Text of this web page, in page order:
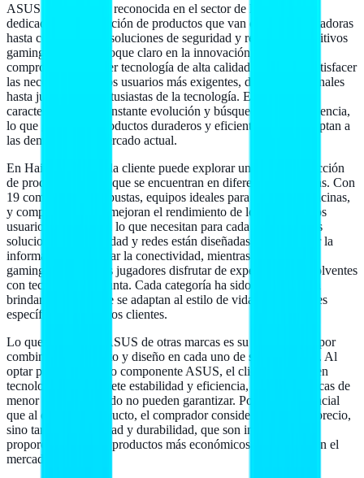
ASUS es una marca reconocida en el sector de la tecnología,
dedicada a la fabricación de productos que van desde computadoras
hasta componentes, soluciones de seguridad y redes, y dispositivos
gaming. Con un enfoque claro en la innovación, ASUS se
compromete a ofrecer tecnología de alta calidad que pueda satisfacer
las necesidades de los usuarios más exigentes, desde profesionales
hasta jugadores y entusiastas de la tecnología. Esta marca se
caracteriza por su constante evolución y búsqueda de la excelencia,
lo que garantizan productos duraderos y eficientes que se adaptan a
las demandas del mercado actual.
En Hailan Store, cada cliente puede explorar una amplia selección
de productos ASUS que se encuentran en diferentes categorías. Con
19 computadoras robustas, equipos ideales para el hogar y oficinas,
y componentes que mejoran el rendimiento de los sistemas, los
usuarios encontrarán lo que necesitan para cada proyecto. Las
soluciones de seguridad y redes están diseñadas para proteger la
información y mejorar la conectividad, mientras que la oferta
gaming permite a los jugadores disfrutar de experiencias envolventes
con tecnología de punta. Cada categoría ha sido pensada para
brindar opciones que se adaptan al estilo de vida y necesidades
específicas de nuestros clientes.
Lo que distingue a ASUS de otras marcas es su compromiso por
combinar rendimiento y diseño en cada uno de sus productos. Al
optar por un equipo o componente ASUS, el cliente invierte en
tecnología que promete estabilidad y eficiencia, algo que marcas de
menor costo a menudo no pueden garantizar. Por ello, es esencial
que al elegir un producto, el comprador considere no solo el precio,
sino también la calidad y durabilidad, que son inversamente
proporcionales a los productos más económicos disponibles en el
mercado.